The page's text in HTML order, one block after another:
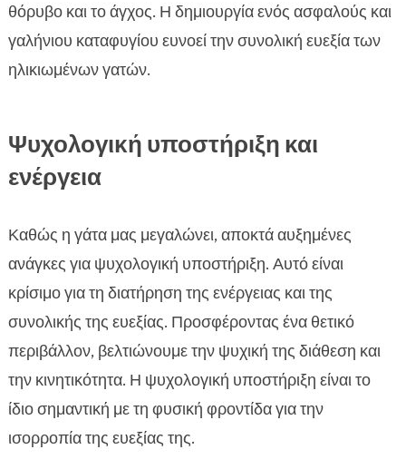
θόρυβο και το άγχος. Η δημιουργία ενός ασφαλούς και
γαλήνιου καταφυγίου ευνοεί την συνολική ευεξία των
ηλικιωμένων γατών.
Ψυχολογική υποστήριξη και
ενέργεια
Καθώς η γάτα μας μεγαλώνει, αποκτά αυξημένες
ανάγκες για ψυχολογική υποστήριξη. Αυτό είναι
κρίσιμο για τη διατήρηση της ενέργειας και της
συνολικής της ευεξίας. Προσφέροντας ένα θετικό
περιβάλλον, βελτιώνουμε την ψυχική της διάθεση και
την κινητικότητα. Η ψυχολογική υποστήριξη είναι το
ίδιο σημαντική με τη φυσική φροντίδα για την
ισορροπία της ευεξίας της.